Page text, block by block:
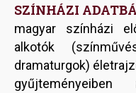
SZÍNHÁZI
magyar színházi
alkotók
dramaturgok)